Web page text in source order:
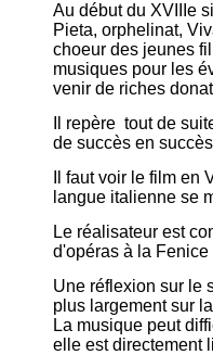
Au début du XVIIIe
Pieta, orphelinat,
choeur des jeunes
musiques pour les
venir de riches
Il repère tout de
de succès en
Il faut voir le film en
langue italienne se
Le réalisateur est
d'opéras à la Fenice
Une réflexion sur le
plus largement sur
La musique peut
elle est directement